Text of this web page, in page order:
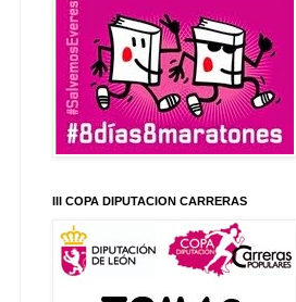
III COPA DIPUTACION CARRERAS